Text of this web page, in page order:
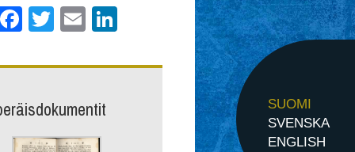
SUOMI
SVENSKA
ENGLISH
Facebook
Twitter
EmailLinkedIn